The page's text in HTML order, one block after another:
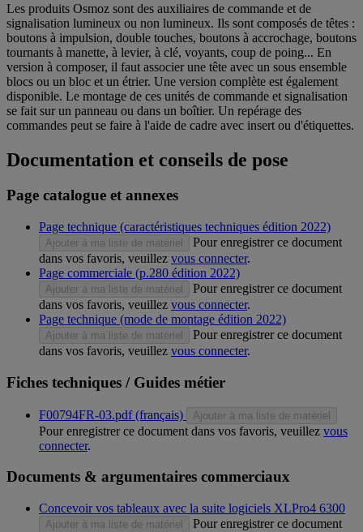
Les produits Osmoz sont des auxiliaires de commande et de
signalisation lumineux ou non lumineux. Ils sont composés de têtes :
boutons à impulsion, double touches, boutons à accrochage, boutons
tournants à manette, à levier, à clé, voyants, coup de poing... En
version à composer, il faut associer une tête avec un sous ensemble
blocs ou un bloc et un étrier. Une version complète est également
disponible. Le montage de ces unités de commande et signalisation
se fait sur un panneau ou dans un boîtier. Un repérage des
commandes peut se faire à l'aide de cadre avec insert ou d'étiquettes.
Documentation et conseils de pose
Page catalogue et annexes
Page technique (caractéristiques techniques édition 2022)
Ajouter à ma liste de matériel
Pour enregistrer ce document
dans vos favoris, veuillez vous connecter.
Page commerciale (p.280 édition 2022)
Ajouter à ma liste de matériel
Pour enregistrer ce document
dans vos favoris, veuillez vous connecter.
Page technique (mode de montage édition 2022)
Ajouter à ma liste de matériel
Pour enregistrer ce document
dans vos favoris, veuillez vous connecter.
Fiches techniques / Guides métier
F00794FR-03.pdf (français) Ajouter à ma liste de matériel
Pour enregistrer ce document dans vos favoris, veuillez vous
connecter.
Documents & argumentaires commerciaux
Concevoir vos tableaux avec la suite logiciels XLPro4 6300
Ajouter à ma liste de matériel
Pour enregistrer ce document